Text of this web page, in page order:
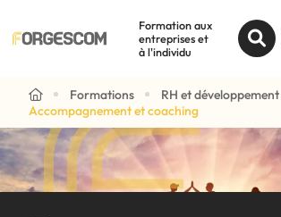
Formation aux
entreprises et
à l'individu
Formations
Programmes
Recherche par mots-clés
Augmenter
Diminuer le
Formations
RH et
Accompagnement et coaching
et coaching